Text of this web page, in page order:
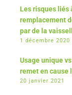
Les risques liés
remplacement
par de la
1 décembre 2020
Usage unique
remet en cause
20 janvier 2021